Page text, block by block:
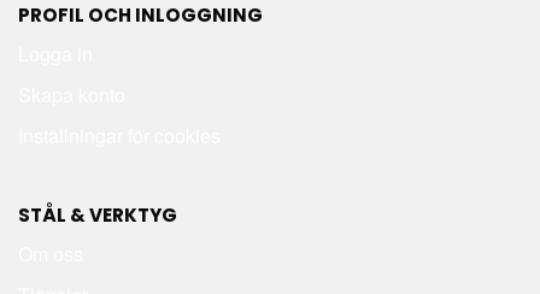
PROFIL OCH INLOGGNING
STÅL & VERKTYG